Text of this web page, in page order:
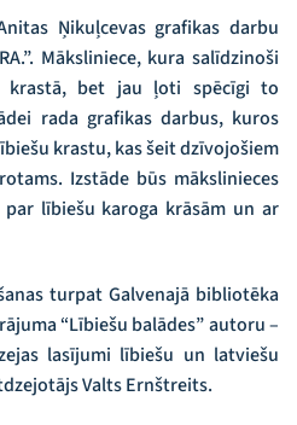
Ņikuļcevas grafikas darbu
Māksliniece, kura salīdzinoši
krastā, bet jau ļoti spēcīgi to
rada grafikas darbus, kuros
krastu, kas šeit dzīvojošiem
Izstāde būs mākslinieces
lībiešu karoga krāsām un ar
turpat Galvenajā bibliotēka
“Lībiešu balādes” autoru –
lasījumi lībiešu un latviešu
Valts Ernštreits.